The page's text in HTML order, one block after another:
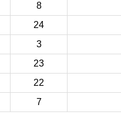
8
24
3
23
22
7